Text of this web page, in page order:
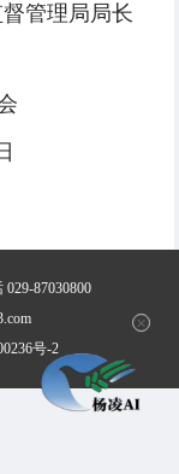
管理局局长
87030800
号-2
✕